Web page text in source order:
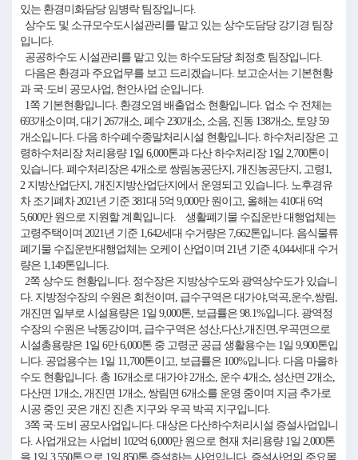
있는 환경미화담당 임병락 팀장입니다.
상수도 및 소규모수도시설관리를 맡고 있는 상수도담당 강기경 팀장
입니다.
공공하수도 시설관리를 맡고 있는 하수도담당 최정호 팀장입니다.
다음은 환경과 주요업무를 보고 드리겠습니다. 보고순서는 기본현황
과 국·도비 공모사업, 현안사업 순입니다.
1쪽 기본현황입니다. 환경오염 배출업소 현황입니다. 업소 수 전체는
693개소이며, 대기 267개소, 폐수 230개소, 소음, 진동 138개소, 토양 59
개소입니다. 다음 하수폐수종말처리시설 현황입니다. 하수처리장은 고
령하수처리장 처리용량 1일 6,000톤과 다산 하수처리장 1일 2,700톤이
있습니다. 폐수처리장은 4개소로 쌍림농공단지, 개진농공단지, 고령1,
2 지방산업단지, 개진지방산업단지에서 운영되고 있습니다. 노후경유
차 조기폐차 2021년 기준 381대 5억 9,000만 원이고, 올해는 410대 6억
5,600만 원으로 지원할 계획입니다. 생활폐기물 수집운반 대행업체는
고령주택이며 2021년 기준 1,642세대 수거량은 7,662톤입니다. 음식물류
폐기물 수집운반대행업체는 오케이 산업이며 21년 기준 4,044세대 수거
량은 1,149톤입니다.
2쪽 상수도 현황입니다. 정수장은 지방상수도와 광역상수도가 있습니
다. 지방정수장의 수원은 회천이며, 급수구역은 대가야,덕곡,운수,쌍림,
개진면 일부로 시설용량은 1일 9,000톤, 보급률은 98.1%입니다. 광역정
수장의 수원은 낙동강이며, 급수구역은 성산,다산,개진면,우곡면으로
시설총용량은 1일 6만 6,000톤 중 고령군 공급 생활용수는 1일 9,900톤입
니다. 공업용수는 1일 11,700톤이고, 보급률은 100%입니다. 다음 마을하
수도 현황입니다. 총 16개소로 대가야 2개소, 운수 4개소, 성산면 2개소,
다산면 1개소, 개진면 1개소, 쌍림면 6개소를 운영 중이며 지금 추가로
시공 중인 곳은 개진 진촌 지구와 우곡 박곡 지구입니다.
3쪽 국·도비 공모사업입니다. 대상은 다산하수처리시설 증설사업입니
다. 사업개요는 사업비 102억 6,000만 원으로 현재 처리용량 1일 2,000톤
을 1일 3,550톤으로 1일 850톤 증설하는 사업입니다. 증설사업의 주요목